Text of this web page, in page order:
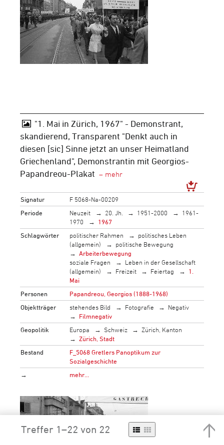
"1. Mai in Zürich, 1967" - Demonstrant,
skandierend, Transparent "Denkt auch in
diesen [sic] Sinne jetzt an unser Heimatland
Griechenland", Demonstrantin mit Georgios-
Papandreou-Plakat
Signatur
F 5068-Na-00209
Periode
Neuzeit 20. Jh. 1951-2000
1961-
1970
1967
Schlagwörter
politischer Rahmen
politisches Leben
(allgemein)
politische Bewegung
Arbeiterbewegung
soziale Fragen
Leben in der Gesellschaft
(allgemein)
Freizeit Feiertag
1.
Mai
Personen
Papandreou, Georgios (1888-1968)
Objektträger
stehendes Bild Fotografie
Negativ
Filmnegativ
Geopolitik
Europa Schweiz
Zürich, Kanton
Zürich, Stadt
Bestand
F_5068 Gretlers Panoptikum zur
Sozialgeschichte
→
mehr…
Treffer 1–22 von 22